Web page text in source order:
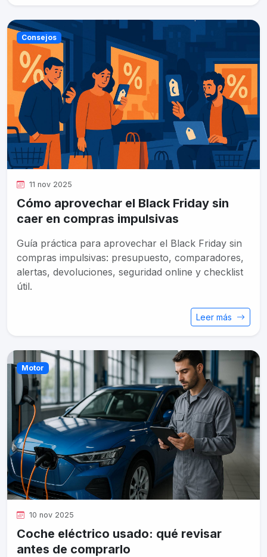
Consejos
11 nov 2025
Cómo aprovechar el Black Friday sin
caer en compras impulsivas
Guía práctica para aprovechar el Black Friday sin
compras impulsivas: presupuesto, comparadores,
alertas, devoluciones, seguridad online y checklist
útil.
Leer más
Motor
10 nov 2025
Coche eléctrico usado: qué revisar
antes de comprarlo